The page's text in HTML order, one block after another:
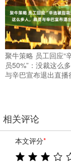
聚牛策略 员工回应“
员50%”：没裁这么
与辛巴宣布退出直播
相关评论
本文评分*